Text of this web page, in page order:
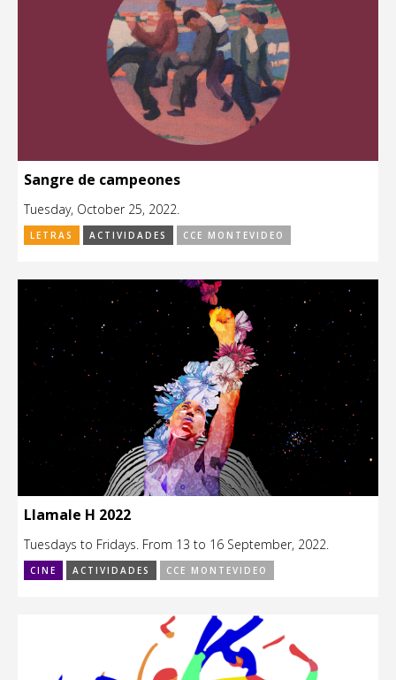
Sangre de campeones
Tuesday, October 25, 2022.
LETRAS ACTIVIDADES CCE MONTEVIDEO
Llamale H 2022
Tuesdays to Fridays. From 13 to 16 September, 2022.
CINE ACTIVIDADES CCE MONTEVIDEO